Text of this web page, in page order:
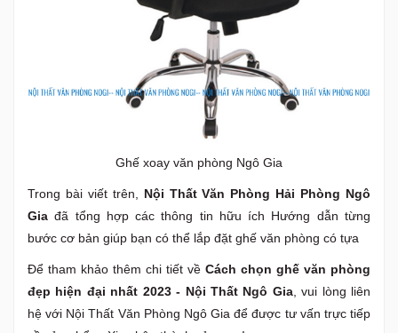
Ghế xoay văn phòng Ngô Gia
Trong bài viết trên, Nội Thất Văn Phòng Hải Phòng Ngô
Gia đã tổng hợp các thông tin hữu ích Hướng dẫn từng
bước cơ bản giúp bạn có thể lắp đặt ghế văn phòng có tựa
Để tham khảo thêm chi tiết về Cách chọn ghế văn phòng
đẹp hiện đại nhất 2023 - Nội Thất Ngô Gia, vui lòng liên
hệ với Nội Thất Văn Phòng Ngô Gia để được tư vấn trực tiếp